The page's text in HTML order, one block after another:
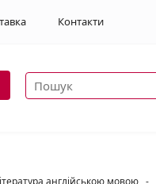
Контакти
Пошук товарів
англійською мовою -